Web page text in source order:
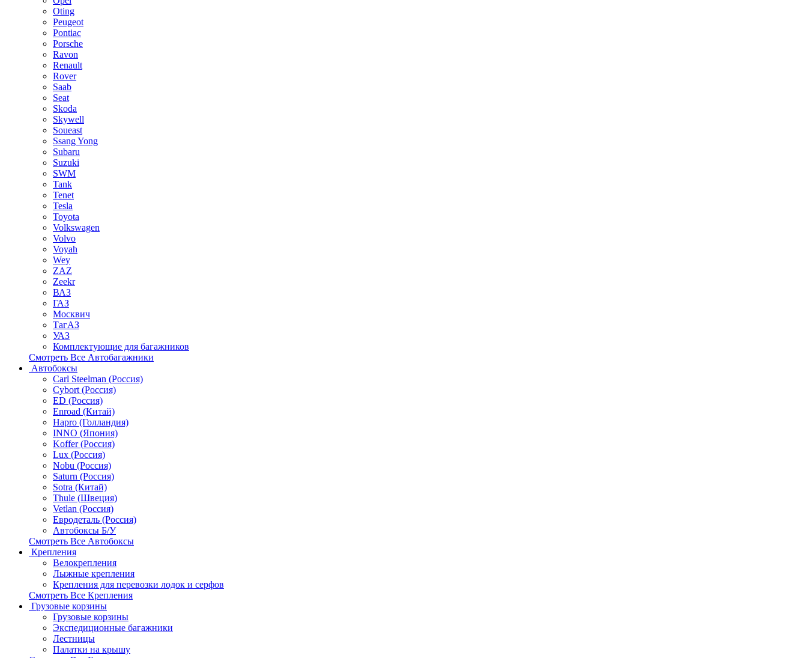
Oting
Peugeot
Pontiac
Porsche
Ravon
Renault
Rover
Saab
Seat
Skoda
Skywell
Soueast
Ssang Yong
Subaru
Suzuki
SWM
Tank
Tenet
Tesla
Toyota
Volkswagen
Volvo
Voyah
Wey
ZAZ
Zeekr
ВАЗ
ГАЗ
Москвич
ТагАЗ
УАЗ
Комплектующие для багажников
Смотреть Все Автобагажники
Автобоксы
Carl Steelman (Россия)
Cybort (Россия)
ED (Россия)
Enroad (Китай)
Hapro (Голландия)
INNO (Япония)
Koffer (Россия)
Lux (Россия)
Nobu (Россия)
Saturn (Россия)
Sotra (Китай)
Thule (Швеция)
Vetlan (Россия)
Евродеталь (Россия)
Автобоксы Б/У
Смотреть Все Автобоксы
Крепления
Велокрепления
Лыжные крепления
Крепления для перевозки лодок и серфов
Смотреть Все Крепления
Грузовые корзины
Грузовые корзины
Экспедиционные багажники
Лестницы
Палатки на крышу